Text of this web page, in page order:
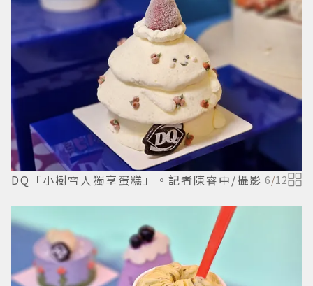
DQ「小樹雪人獨享蛋糕」。記者陳睿中/攝影 6/12